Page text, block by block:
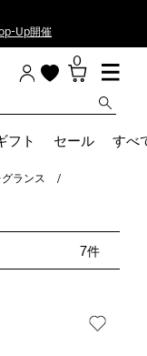
Up開催
0
フト セール すべ
ランス
7件